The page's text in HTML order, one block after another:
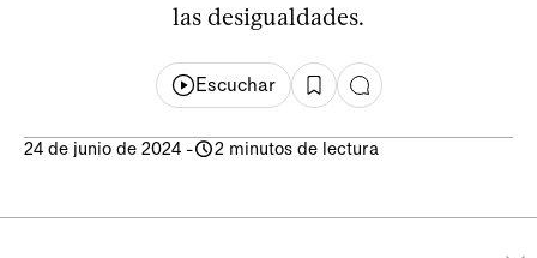
las desigualdades.
Escuchar
24 de junio de 2024 - 2 minutos de lectura